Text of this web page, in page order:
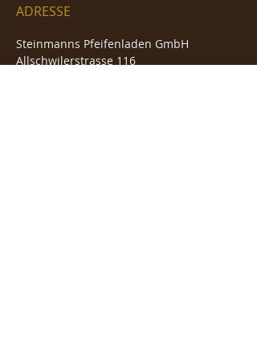
ADRESSE
Steinmanns Pfeifenladen GmbH
Allschwilerstrasse 116